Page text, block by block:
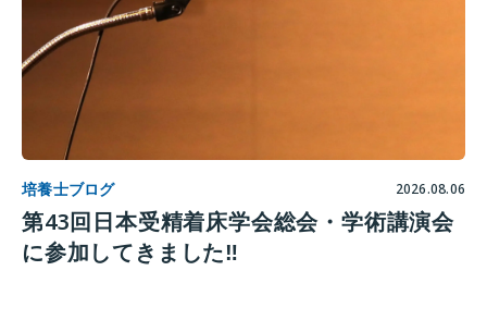
培養士ブログ 2026.08.06
第43回日本受精着床学会総会・学術講演会
に参加してきました‼